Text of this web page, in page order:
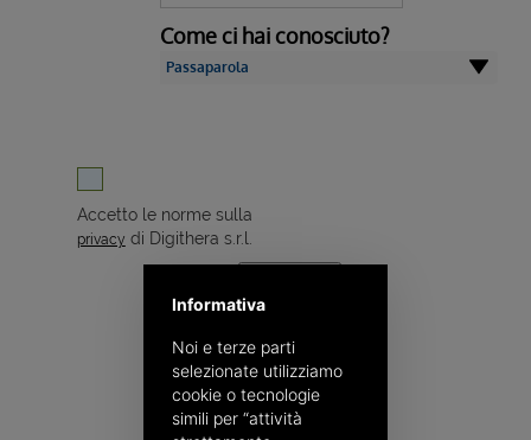
Come ci hai conosciuto?
Accetto le norme sulla
privacy di Digithera s.r.l.
Informativa
Noi e terze parti
selezionate utilizziamo
cookie o tecnologie
simili per “attività